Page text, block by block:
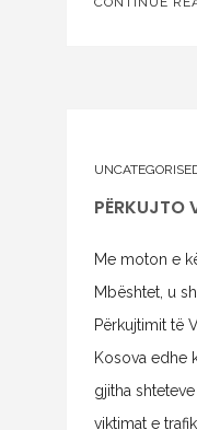
PËRKUJTO
Me moton e
Mbështet, u
Përkujtimit të
Kosova edhe
gjitha
viktimat e